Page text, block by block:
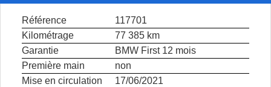
Référence
117701
Kilométrage
77 385 km
Garantie
BMW First 12 mois
Première main
non
Mise en circulation
17/06/2021